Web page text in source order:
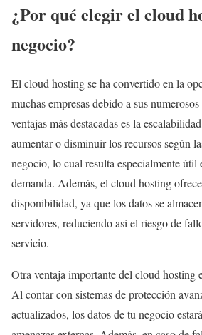
¿Por qué elegir el cloud
negocio?
El cloud hosting se ha convertido en la
muchas empresas debido a sus
ventajas más destacadas es la
aumentar o disminuir los recursos según
negocio, lo cual resulta especialmente útil
demanda. Además, el cloud hosting
disponibilidad, ya que los datos se
servidores, reduciendo así el riesgo de
servicio.
Otra ventaja importante del cloud hosting
Al contar con sistemas de protección
actualizados, los datos de tu negocio